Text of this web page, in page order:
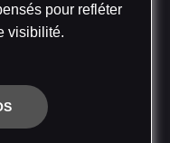
pour refléter
visibilité.